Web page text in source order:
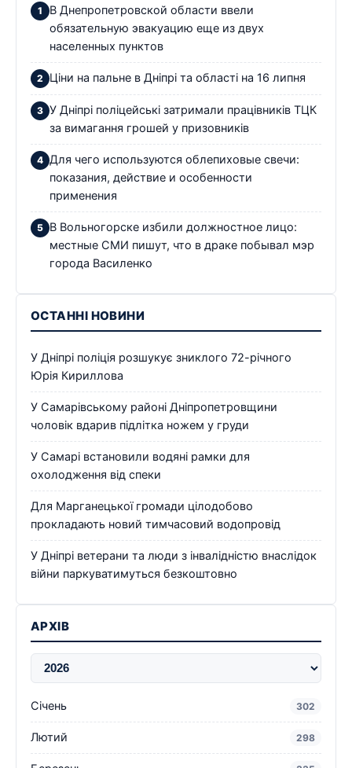
В Днепропетровской области ввели
обязательную эвакуацию еще из двух
населенных пунктов
Ціни на пальне в Дніпрі та області на 16 липня
У Дніпрі поліцейські затримали працівників ТЦК
за вимагання грошей у призовників
Для чего используются облепиховые свечи:
показания, действие и особенности
применения
В Вольногорске избили должностное лицо:
местные СМИ пишут, что в драке побывал мэр
города Василенко
ОСТАННІ НОВИНИ
У Дніпрі поліція розшукує зниклого 72-річного
Юрія Кириллова
У Самарівському районі Дніпропетровщини
чоловік вдарив підлітка ножем у груди
У Самарі встановили водяні рамки для
охолодження від спеки
Для Марганецької громади цілодобово
прокладають новий тимчасовий водопровід
У Дніпрі ветерани та люди з інвалідністю внаслідок
війни паркуватимуться безкоштовно
АРХІВ
Січень 302
Лютий 298